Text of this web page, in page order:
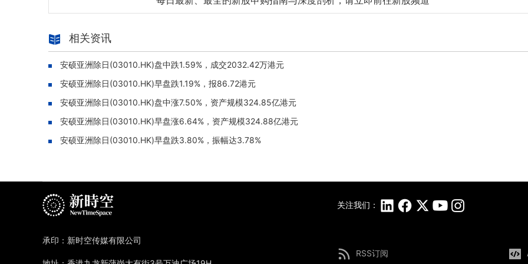
相关资讯
安硕亚洲除日(03010.HK)盘中跌1.59%，成交2032.42万港元
安硕亚洲除日(03010.HK)早盘跌1.19%，报86.72港元
安硕亚洲除日(03010.HK)盘中涨7.50%，资产规模324.85亿港元
安硕亚洲除日(03010.HK)早盘涨6.64%，资产规模324.88亿港元
安硕亚洲除日(03010.HK)早盘跌3.80%，振幅达3.78%
关注我们：
RSS订阅
承印：新时空传媒有限公司